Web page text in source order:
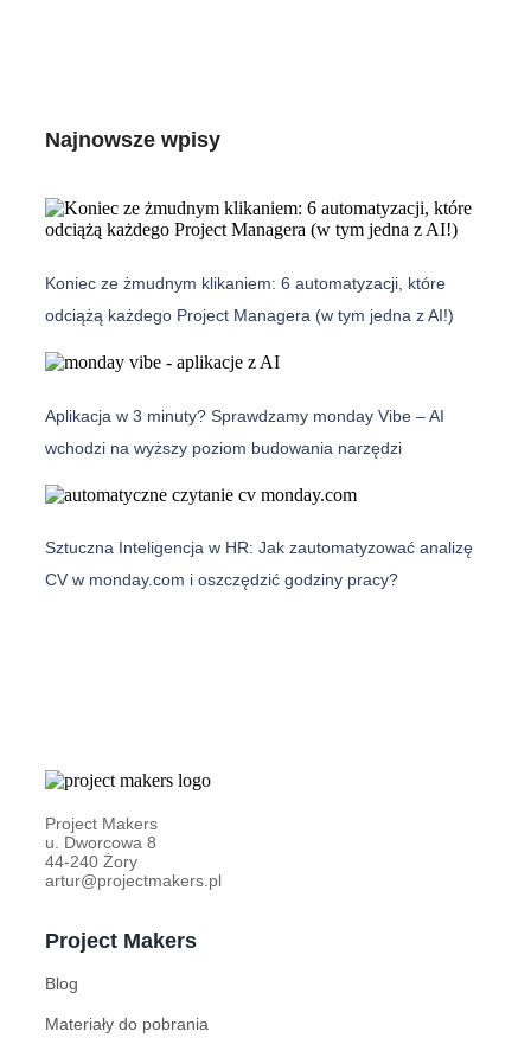
Najnowsze wpisy
Koniec ze żmudnym klikaniem: 6 automatyzacji, które
odciążą każdego Project Managera (w tym jedna z AI!)
Aplikacja w 3 minuty? Sprawdzamy monday Vibe – AI
wchodzi na wyższy poziom budowania narzędzi
Sztuczna Inteligencja w HR: Jak zautomatyzować analizę
CV w monday.com i oszczędzić godziny pracy?
Project Makers
u. Dworcowa 8
44-240 Żory
artur@projectmakers.pl
Project Makers
Blog
Materiały do pobrania